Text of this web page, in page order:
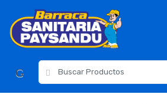
navigation
content
para: